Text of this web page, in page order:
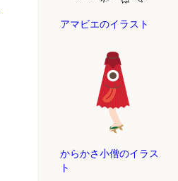
アマビエのイラスト
からかさ小僧のイラス
ト